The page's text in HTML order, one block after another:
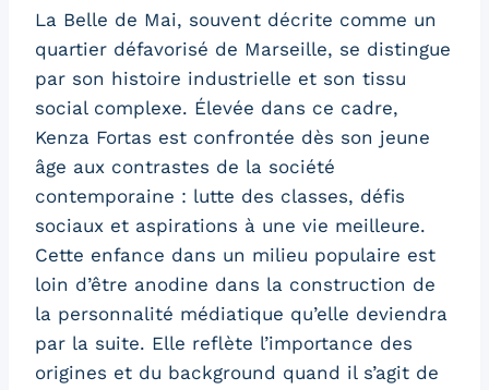
La Belle de Mai, souvent décrite comme un
quartier défavorisé de Marseille, se distingue
par son histoire industrielle et son tissu
social complexe. Élevée dans ce cadre,
Kenza Fortas est confrontée dès son jeune
âge aux contrastes de la société
contemporaine : lutte des classes, défis
sociaux et aspirations à une vie meilleure.
Cette enfance dans un milieu populaire est
loin d’être anodine dans la construction de
la personnalité médiatique qu’elle deviendra
par la suite. Elle reflète l’importance des
origines et du background quand il s’agit de